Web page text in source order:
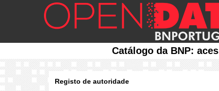
Catálogo da BNP:
Registo de autoridade